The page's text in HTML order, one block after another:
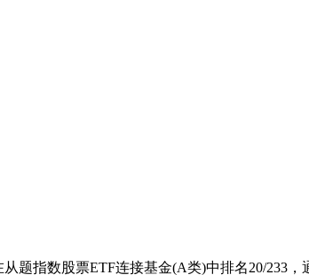
指数股票ETF连接基金(A类)中排名20/233